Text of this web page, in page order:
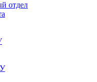
отдел